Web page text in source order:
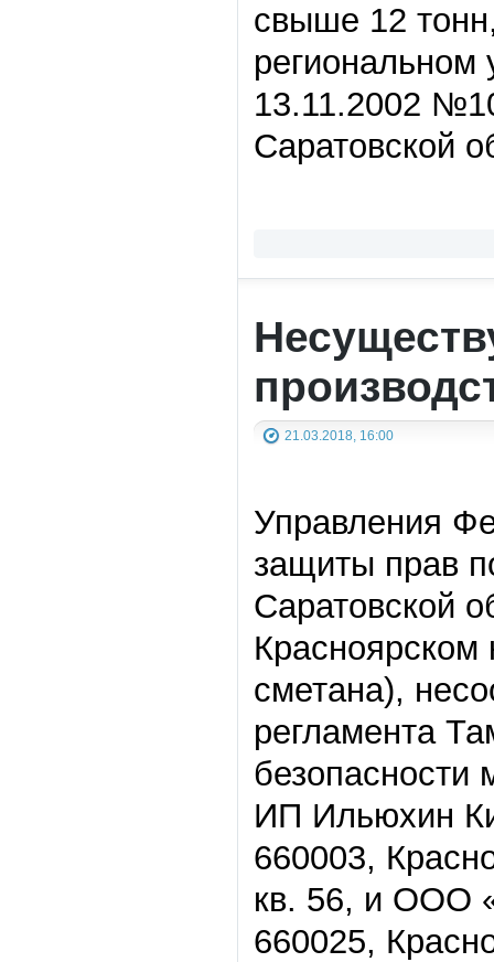
свыше 12
региональном
13.11.2002
Саратовской
21.03.2018, 16:00
Управления
защиты прав
Саратовской
Красноярском
сметана),
регламента
безопасности
ИП Ильюхин
660003,
кв. 56, и ООО
660025,